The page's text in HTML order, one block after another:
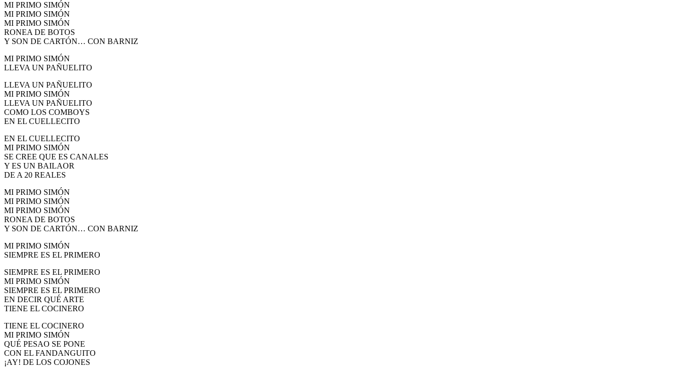
MI PRIMO SIMÓN
MI PRIMO SIMÓN
MI PRIMO SIMÓN
RONEA DE BOTOS
Y SON DE CARTÓN… CON BARNIZ
MI PRIMO SIMÓN
LLEVA UN PAÑUELITO
LLEVA UN PAÑUELITO
MI PRIMO SIMÓN
LLEVA UN PAÑUELITO
COMO LOS COMBOYS
EN EL CUELLECITO
EN EL CUELLECITO
MI PRIMO SIMÓN
SE CREE QUE ES CANALES
Y ES UN BAILAOR
DE A 20 REALES
MI PRIMO SIMÓN
MI PRIMO SIMÓN
MI PRIMO SIMÓN
RONEA DE BOTOS
Y SON DE CARTÓN… CON BARNIZ
MI PRIMO SIMÓN
SIEMPRE ES EL PRIMERO
SIEMPRE ES EL PRIMERO
MI PRIMO SIMÓN
SIEMPRE ES EL PRIMERO
EN DECIR QUÉ ARTE
TIENE EL COCINERO
TIENE EL COCINERO
MI PRIMO SIMÓN
QUÉ PESAO SE PONE
CON EL FANDANGUITO
¡AY! DE LOS COJONES